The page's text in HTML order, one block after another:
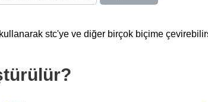
stc'ye ve diğer birçok biçime